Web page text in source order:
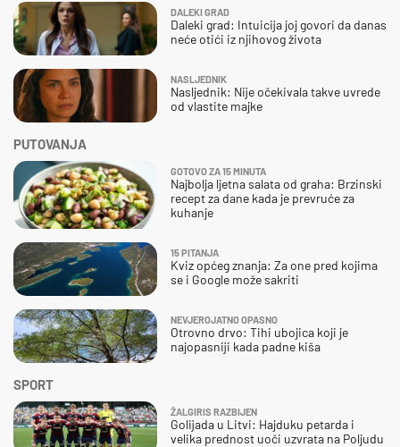
SPORT
ŽALGIRIS RAZBIJEN
Golijada u Litvi: Hajduku petarda i
velika prednost uoči uzvrata na Poljudu
DALEKI GRAD
Daleki grad: Intuicija joj govori da danas
neće otići iz njihovog života
NASLJEDNIK
Nasljednik: Nije očekivala takve uvrede
od vlastite majke
PUTOVANJA
GOTOVO ZA 15 MINUTA
Najbolja ljetna salata od graha: Brzinski
recept za dane kada je prevruće za
kuhanje
15 PITANJA
Kviz općeg znanja: Za one pred kojima
se i Google može sakriti
NEVJEROJATNO OPASNO
Otrovno drvo: Tihi ubojica koji je
najopasniji kada padne kiša